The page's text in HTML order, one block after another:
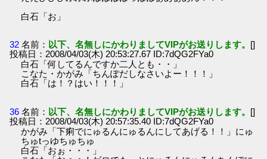
白石「お」
32 名前： 以下、名無しにかわりましてVIPがお送りします。 []
投稿日：2008/04/03(木) 20:53:27.67 ID:7dQG2FYa0
白石「何してるんですか二人とも・・」
こなた・かがみ「ちんぽだしなさいよー！！！」
白石「は！？はい！！！」
36 名前： 以下、名無しにかわりましてVIPがお送りします。 []
投稿日：2008/04/03(木) 20:57:35.40 ID:7dQG2FYa0
かがみ「下痢でにゅるんにゅるんにしてあげる！！」にゅ
ちゅtっゆちゅちゅ
白石「おぉ・・・」